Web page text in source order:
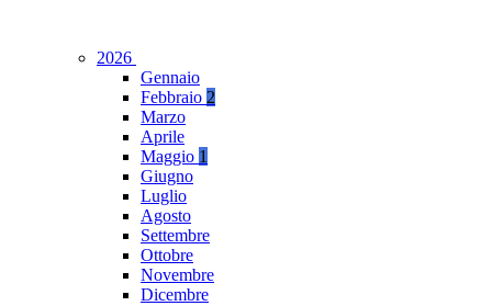
2026
Gennaio
Febbraio 2
Marzo
Aprile
Maggio 1
Giugno
Luglio
Agosto
Settembre
Ottobre
Novembre
Dicembre